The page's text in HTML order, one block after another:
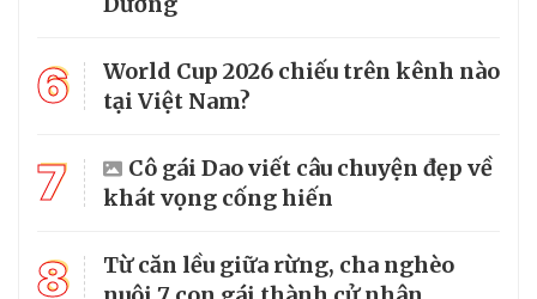
6
World Cup 2026 chiếu trên kênh nào
tại Việt Nam?
7
Cô gái Dao viết câu chuyện đẹp về
khát vọng cống hiến
8
Từ căn lều giữa rừng, cha nghèo